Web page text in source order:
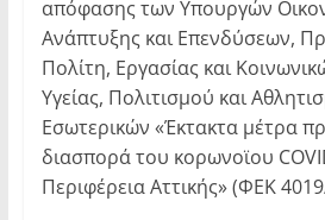
απόφασης των Υπουργών
Ανάπτυξης και Επενδύσεων,
Πολίτη, Εργασίας και
Υγείας, Πολιτισμού και
Εσωτερικών «Έκτακτα μέτρα
διασπορά του κορωνοϊου
Περιφέρεια Αττικής» (ΦΕΚ